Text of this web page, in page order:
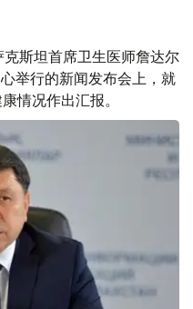
斯坦首席卫生医师詹达尔
举行的新闻发布会上，就
情况作出汇报。